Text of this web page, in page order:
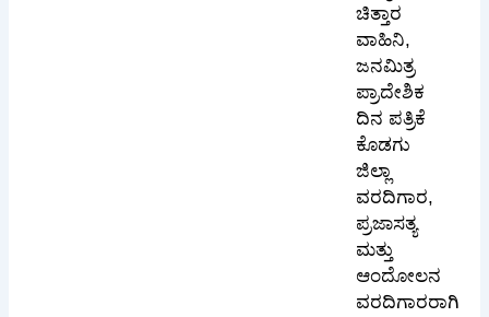
ಚಿತ್ತಾರ
ವಾಹಿನಿ,
ಜನಮಿತ್ರ
ಪ್ರಾದೇಶಿಕ
ದಿನ ಪತ್ರಿಕೆ
ಕೊಡಗು
ಜಿಲ್ಲಾ
ವರದಿಗಾರ,
ಪ್ರಜಾಸತ್ಯ
ಮತ್ತು
ಆಂದೋಲನ
ವರದಿಗಾರರಾಗಿ